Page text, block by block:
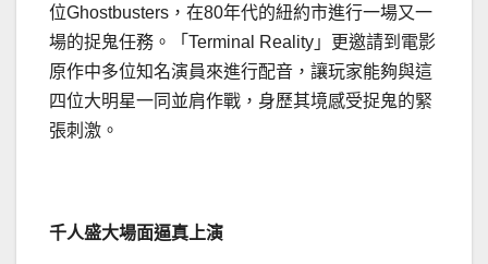
位Ghostbusters，在80年代的紐約市進行一場又一
場的捉鬼任務。「Terminal Reality」更邀請到電影
原作中多位知名演員來進行配音，讓玩家能夠與這
四位大明星一同並肩作戰，身歷其境感受捉鬼的緊
張刺激。
千人盛大場面逼真上演